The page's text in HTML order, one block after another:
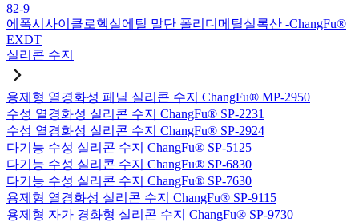
82-9
에폭시사이클로헥실에틸 말단 폴리디메틸실록산 -ChangFu®
EXDT
실리콘 수지
용제형 열경화성 페닐 실리콘 수지 ChangFu® MP-2950
수성 열경화성 실리콘 수지 ChangFu® SP-2231
수성 열경화성 실리콘 수지 ChangFu® SP-2924
다기능 수성 실리콘 수지 ChangFu® SP-5125
다기능 수성 실리콘 수지 ChangFu® SP-6830
다기능 수성 실리콘 수지 ChangFu® SP-7630
용제형 열경화성 실리콘 수지 ChangFu® SP-9115
용제형 자가 경화형 실리콘 수지 ChangFu® SP-9730